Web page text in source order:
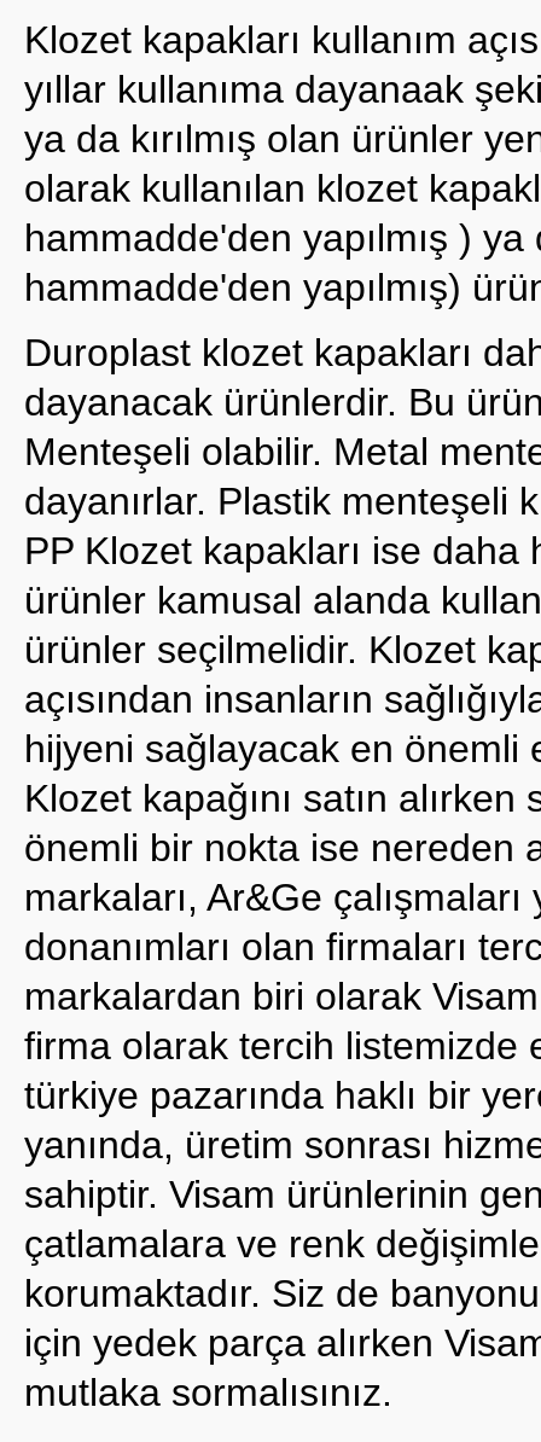
Klozet kapakları kullanım
yıllar kullanıma dayanaak
ya da kırılmış olan ürünler
olarak kullanılan klozet
hammadde'den yapılmış )
hammadde'den yapılmış)
Duroplast klozet kapakları
dayanacak ürünlerdir. Bu
Menteşeli olabilir. Metal
dayanırlar. Plastik menteşeli
PP Klozet kapakları ise
ürünler kamusal alanda
ürünler seçilmelidir. Klozet
açısından insanların
hijyeni sağlayacak en önemli
Klozet kapağını satın
önemli bir nokta ise nereden
markaları, Ar&Ge
donanımları olan firmaları
markalardan biri olarak
firma olarak tercih listemizde
türkiye pazarında haklı bir
yanında, üretim sonrası
sahiptir. Visam ürünlerinin
çatlamalara ve renk
korumaktadır. Siz de
için yedek parça alırken
mutlaka sormalısınız.